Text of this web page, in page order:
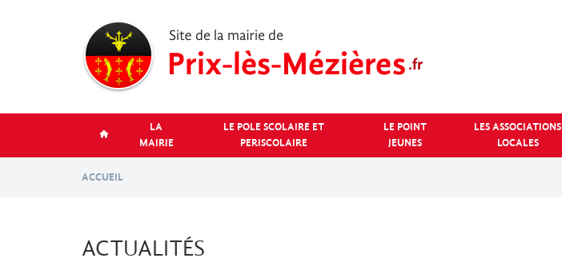
LA
MAIRIE
LE POLE SCOLAIRE ET
PERISCOLAIRE
LE POINT
JEUNES
LES ASSOCIATIONS
LOCALES
ACCUEIL
ACTUALITÉS